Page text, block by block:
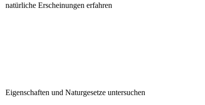
natürliche Erscheinungen erfahren
Eigenschaften und Naturgesetze untersuchen